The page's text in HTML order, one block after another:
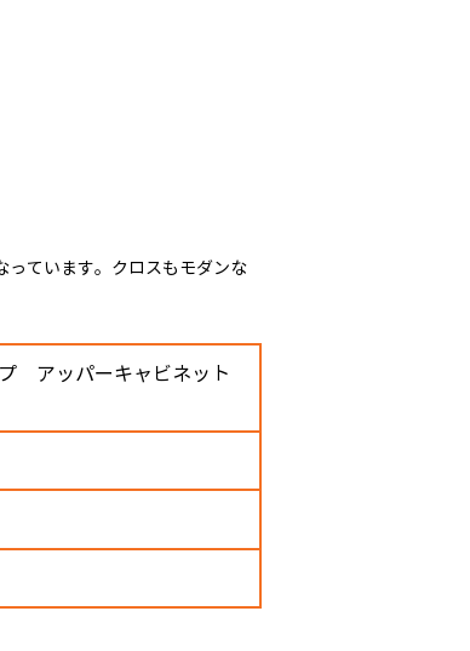
っています。クロスもモダンな
アッパーキャビネット